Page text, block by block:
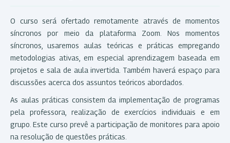
O curso será ofertado remotamente através de momentos
síncronos por meio da plataforma Zoom. Nos momentos
síncronos, usaremos aulas teóricas e práticas empregando
metodologias ativas, em especial aprendizagem baseada em
projetos e sala de aula invertida. Também haverá espaço para
discussões acerca dos assuntos teóricos abordados.
As aulas práticas consistem da implementação de programas
pela professora, realização de exercícios individuais e em
grupo. Este curso prevê a participação de monitores para apoio
na resolução de questões práticas.